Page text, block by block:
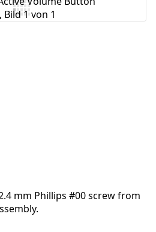
mm Phillips #00 screw from